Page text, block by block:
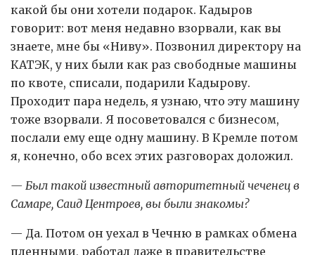
какой бы они хотели подарок. Кадыров
говорит: вот меня недавно взорвали, как вы
знаете, мне бы «Ниву». Позвонил директору на
КАТЭК, у них были как раз свободные машины
по квоте, списали, подарили Кадырову.
Проходит пара недель, я узнаю, что эту машину
тоже взорвали. Я посоветовался с бизнесом,
послали ему еще одну машину. В Кремле потом
я, конечно, обо всех этих разговорах доложил.
— Был такой известный авторитетный чеченец в
Самаре, Саид Центроев, вы были знакомы?
— Да. Потом он уехал в Чечню в рамках обмена
пленными, работал даже в правительстве